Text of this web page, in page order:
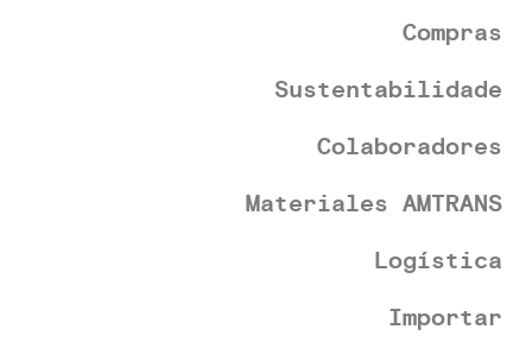
Compras
Sustentabilidade
Colaboradores
Materiales AMTRANS
Logística
Importar